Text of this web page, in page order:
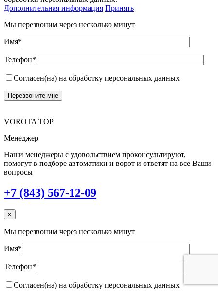
Дополнительная информация Принять
Мы перезвоним через несколько минут
Имя*
Телефон*
Согласен(на) на обработку персональных данных
VOROTA TOP
Менеджер
Наши менеджеры с удовольствием проконсультируют,
помогут в подборе автоматики и ворот и ответят на все Ваши
вопросы
+7 (843) 567-12-09
×
Мы перезвоним через несколько минут
Имя*
Телефон*
Согласен(на) на обработку персональных данных